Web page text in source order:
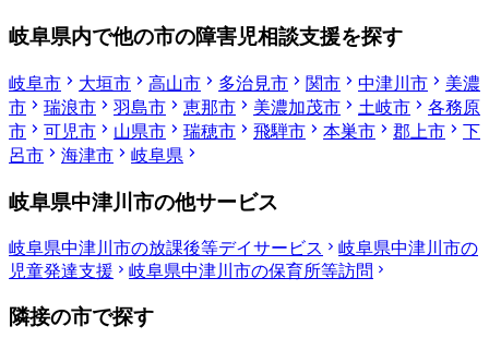
岐阜県内で他の市の障害児相談支援を探す
岐阜市 大垣市 高山市 多治見市 関市 中津川市
美濃
市
瑞浪市 羽島市 恵那市 美濃加茂市 土岐市
各務原
市
可児市 山県市 瑞穂市 飛騨市 本巣市 郡上市
下
呂市
海津市 岐阜県
岐阜県中津川市の他サービス
岐阜県中津川市の放課後等デイサービス
岐阜県中津川市の
児童発達支援
岐阜県中津川市の保育所等訪問
隣接の市で探す